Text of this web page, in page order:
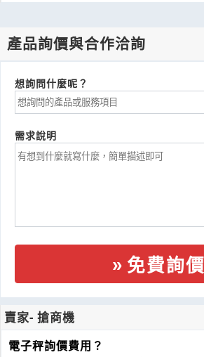
產品詢價與合作洽詢
想詢問什麼呢？
需求說明
免費詢價
賣家- 搶商機
電子秤詢價費用？